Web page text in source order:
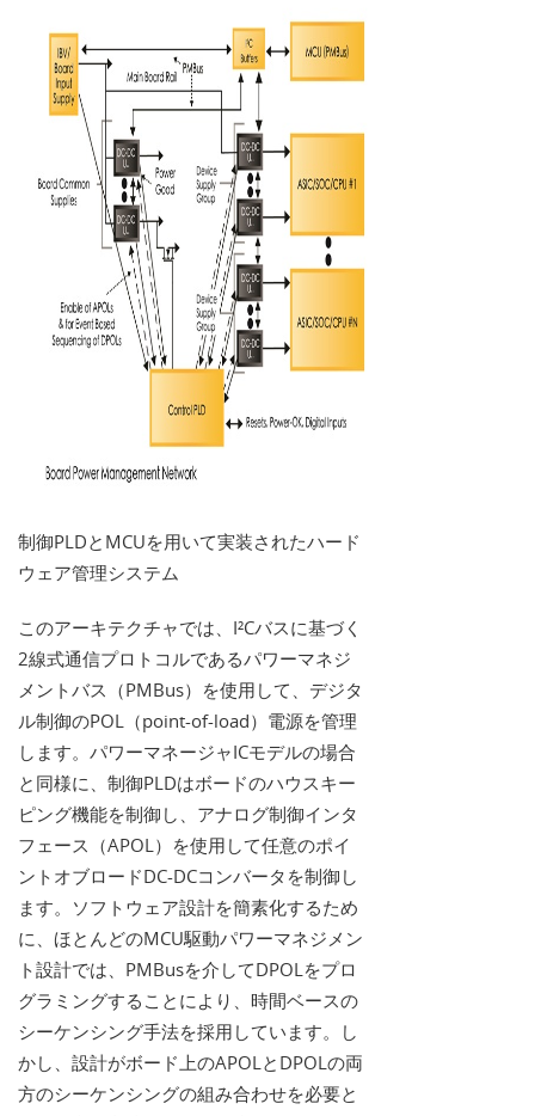
制御PLDとMCUを用いて実装されたハード
ウェア管理システム
このアーキテクチャでは、I²Cバスに基づく
2線式通信プロトコルであるパワーマネジ
メントバス（PMBus）を使用して、デジタ
ル制御のPOL（point-of-load）電源を管理
します。パワーマネージャICモデルの場合
と同様に、制御PLDはボードのハウスキー
ピング機能を制御し、アナログ制御インタ
フェース（APOL）を使用して任意のポイ
ントオブロードDC-DCコンバータを制御し
ます。ソフトウェア設計を簡素化するため
に、ほとんどのMCU駆動パワーマネジメン
ト設計では、PMBusを介してDPOLをプロ
グラミングすることにより、時間ベースの
シーケンシング手法を採用しています。し
かし、設計がボード上のAPOLとDPOLの両
方のシーケンシングの組み合わせを必要と